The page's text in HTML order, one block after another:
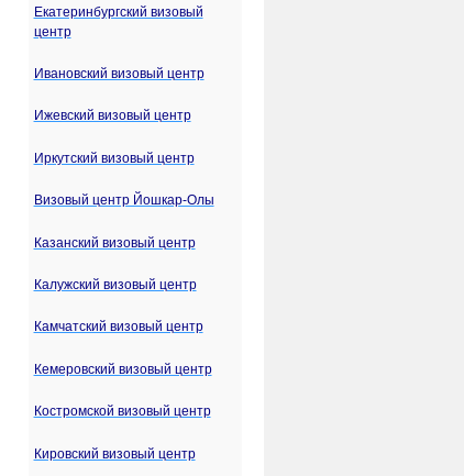
Екатеринбургский визовый
центр
Ивановский визовый центр
Ижевский визовый центр
Иркутский визовый центр
Визовый центр Йошкар-Олы
Казанский визовый центр
Калужский визовый центр
Камчатский визовый центр
Кемеровский визовый центр
Костромской визовый центр
Кировский визовый центр